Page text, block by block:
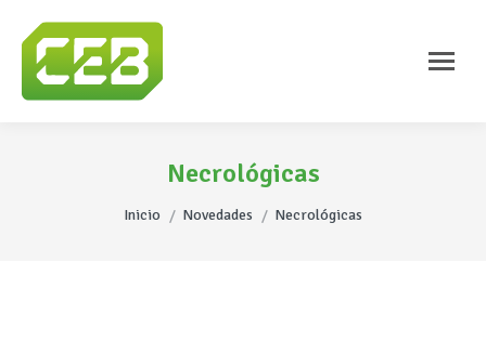
Necrológicas
Estás aquí:
Inicio Novedades Necrológicas